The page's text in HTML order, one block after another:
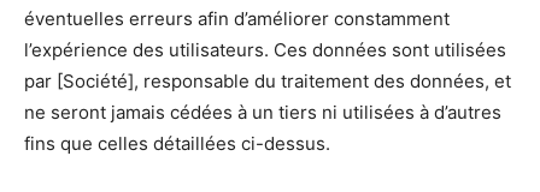
éventuelles erreurs afin d’améliorer constamment
l’expérience des utilisateurs. Ces données sont utilisées
par [Société], responsable du traitement des données, et
ne seront jamais cédées à un tiers ni utilisées à d’autres
fins que celles détaillées ci-dessus.